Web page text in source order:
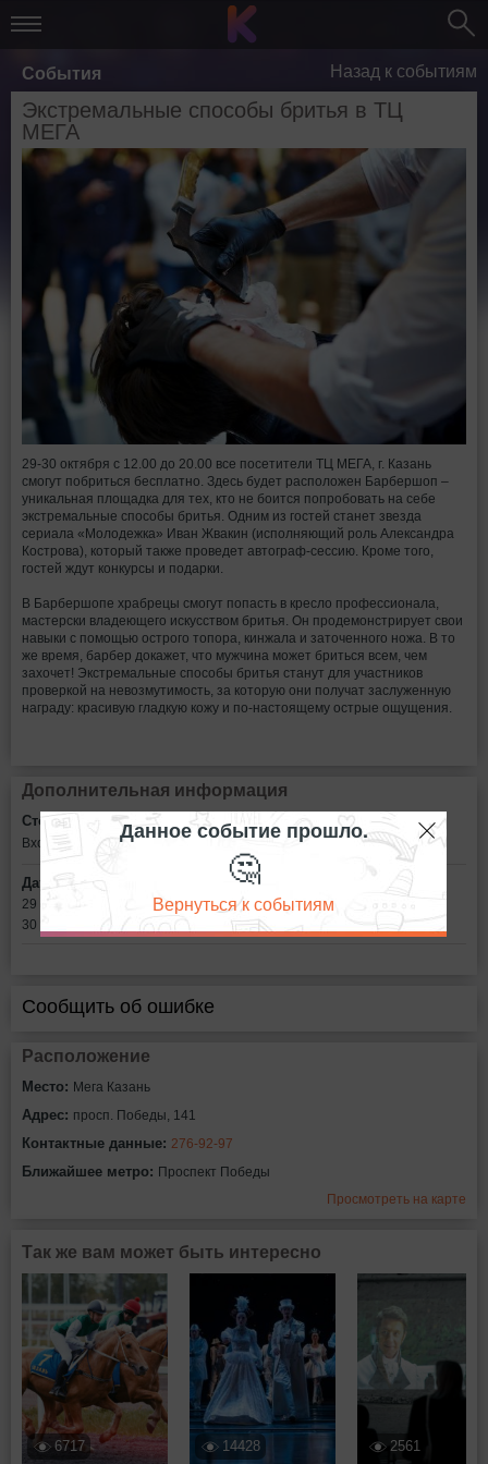
События Назад к событиям
Экстремальные способы бритья в ТЦ
МЕГА
29-30 октября c 12.00 до 20.00 все посетители ТЦ МЕГА, г. Казань
смогут побриться бесплатно. Здесь будет расположен Барбершоп –
уникальная площадка для тех, кто не боится попробовать на себе
экстремальные способы бритья. Одним из гостей станет звезда
сериала «Молодежка» Иван Жвакин (исполняющий роль Александра
Кострова), который также проведет автограф-сессию. Кроме того,
гостей ждут конкурсы и подарки.
В Барбершопе храбрецы смогут попасть в кресло профессионала,
мастерски владеющего искусством бритья. Он продемонстрирует свои
навыки с помощью острого топора, кинжала и заточенного ножа. В то
же время, барбер докажет, что мужчина может бриться всем, чем
захочет! Экстремальные способы бритья станут для участников
проверкой на невозмутимость, за которую они получат заслуженную
награду: красивую гладкую кожу и по-настоящему острые ощущения.
Дополнительная информация
Стоимость билетов:
Вход свободный
Дата:
29 октября в 12:00
30 октября в 12:00
Сообщить об ошибке
Расположение
Место: Мега Казань
Адрес: просп. Победы, 141
Контактные данные: 276-92-97
Ближайшее метро: Проспект Победы
Просмотреть на карте
Так же вам может быть интересно
6717 14428 2561
Данное событие прошло.
🤔
Вернуться к событиям